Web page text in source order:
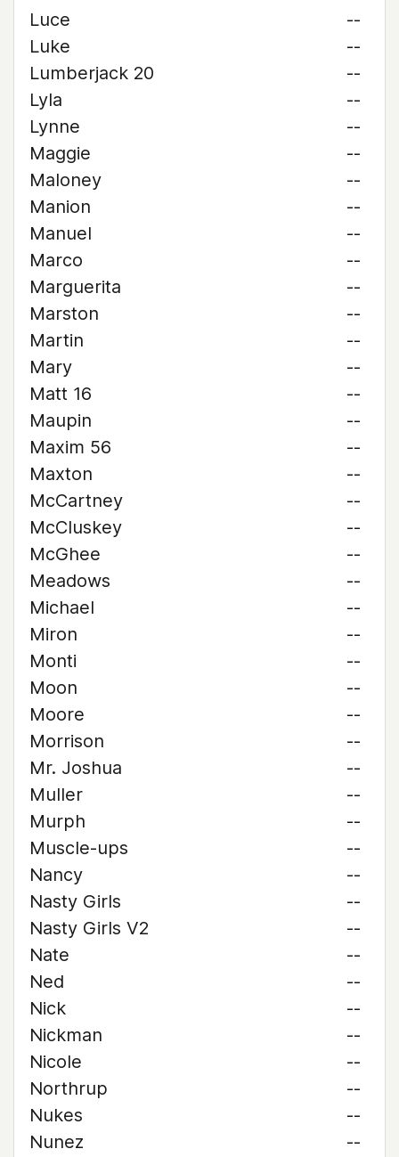
Luce
--
Luke
--
Lumberjack 20
--
Lyla
--
Lynne
--
Maggie
--
Maloney
--
Manion
--
Manuel
--
Marco
--
Marguerita
--
Marston
--
Martin
--
Mary
--
Matt 16
--
Maupin
--
Maxim 56
--
Maxton
--
McCartney
--
McCluskey
--
McGhee
--
Meadows
--
Michael
--
Miron
--
Monti
--
Moon
--
Moore
--
Morrison
--
Mr. Joshua
--
Muller
--
Murph
--
Muscle-ups
--
Nancy
--
Nasty Girls
--
Nasty Girls V2
--
Nate
--
Ned
--
Nick
--
Nickman
--
Nicole
--
Northrup
--
Nukes
--
Nunez
--